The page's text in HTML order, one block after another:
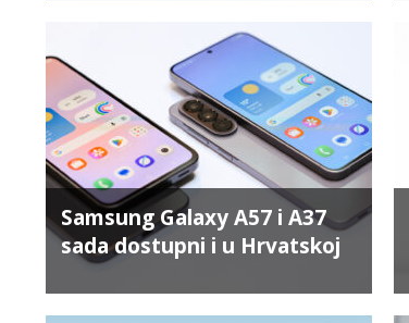
Samsung Galaxy A57 i A37
sada dostupni i u Hrvatskoj